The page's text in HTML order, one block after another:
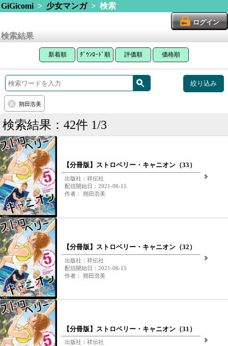
GiGicomi> 少女マンガ> 検索
ログイン
検索結果
新着順 ﾀﾞｳﾝﾛｰﾄﾞ順 評価順 価格順
絞り込み
朔田浩美
検索結果：42件 1/3
【分冊版】ストロベリー・キャニオン（33）
出版社：祥伝社
配信開始日：2021-06-15
作者： 朔田浩美
【分冊版】ストロベリー・キャニオン（32）
出版社：祥伝社
配信開始日：2021-06-15
作者： 朔田浩美
【分冊版】ストロベリー・キャニオン（31）
出版社：祥伝社